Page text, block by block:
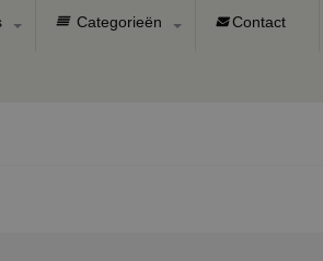
Categorieën Contact